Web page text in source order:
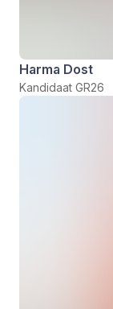
Harma Dost
Kandidaat GR26